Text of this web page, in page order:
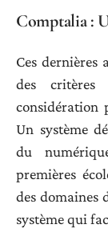
Comptalia :
Ces dernières
des critères
considération
Un système
du
premières
des domaines
système qui